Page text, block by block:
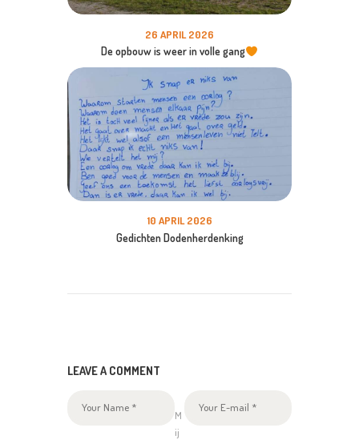
26 APRIL 2026
De opbouw is weer in volle gang
10 APRIL 2026
Gedichten Dodenherdenking
LEAVE A COMMENT
M
ij